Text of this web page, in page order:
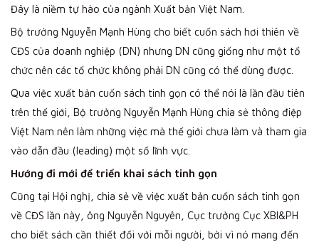
Đây là niềm tự hào của ngành Xuất bản Việt Nam.
Bộ trưởng Nguyễn Mạnh Hùng cho biết cuốn sách hơi thiên về
CĐS của doanh nghiệp (DN) nhưng DN cũng giống như một tổ
chức nên các tổ chức không phải DN cũng có thể dùng được.
Qua việc xuất bản cuốn sách tinh gọn có thể nói là lần đầu tiên
trên thế giới, Bộ trưởng Nguyễn Mạnh Hùng chia sẻ thông điệp
Việt Nam nên làm những việc mà thế giới chưa làm và tham gia
vào dẫn đầu (leading) một số lĩnh vực.
Hướng đi mới để triển khai sách tinh gọn
Cũng tại Hội nghị, chia sẻ về việc xuất bản cuốn sách tinh gọn
về CĐS lần này, ông Nguyễn Nguyên, Cục trưởng Cục XBI&PH
cho biết sách cần thiết đối với mỗi người, bởi vì nó mang đến